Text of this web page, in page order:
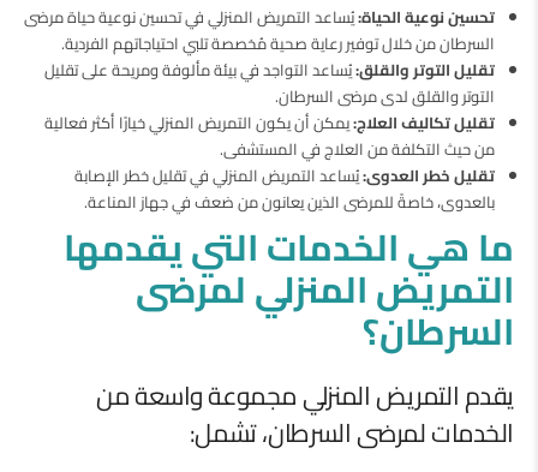
تحسين نوعية الحياة:يُساعد التمريض المنزلي في تحسين نوعية حياة مرضى
السرطان من خلال توفير رعاية صحية مُخصصة تلبي احتياجاتهم الفردية.
تقليل التوتر والقلق:يُساعد التواجد في بيئة مألوفة ومريحة على تقليل
التوتر والقلق لدى مرضى السرطان.
تقليل تكاليف العلاج:يمكن أن يكون التمريض المنزلي خيارًا أكثر فعالية
من حيث التكلفة من العلاج في المستشفى.
تقليل خطر العدوى:يُساعد التمريض المنزلي في تقليل خطر الإصابة
بالعدوى، خاصةً للمرضى الذين يعانون من ضعف في جهاز المناعة.
ما هي الخدمات التي يقدمها
التمريض المنزلي لمرضى
السرطان؟
يقدم التمريض المنزلي مجموعة واسعة من
الخدمات لمرضى السرطان، تشمل: